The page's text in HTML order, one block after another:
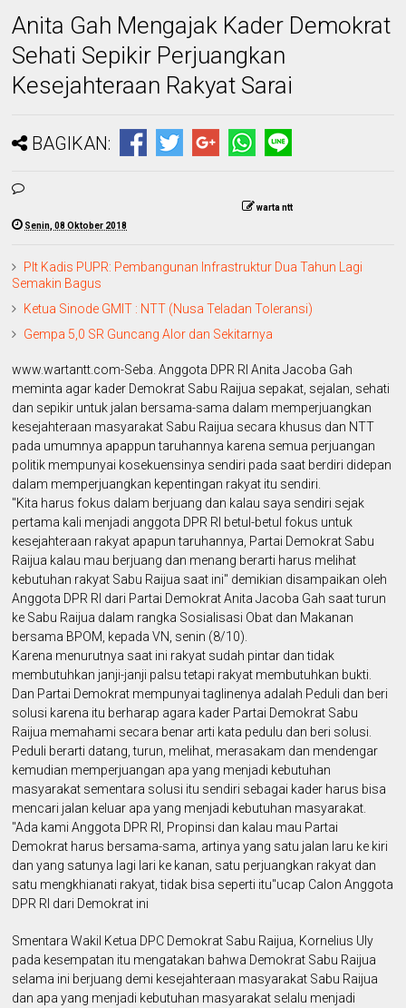
Anita Gah Mengajak Kader Demokrat
Sehati Sepikir Perjuangkan
Kesejahteraan Rakyat Sarai
BAGIKAN:
warta ntt
Senin, 08 Oktober 2018
Plt Kadis PUPR: Pembangunan Infrastruktur Dua Tahun Lagi
Semakin Bagus
Ketua Sinode GMIT : NTT (Nusa Teladan Toleransi)
Gempa 5,0 SR Guncang Alor dan Sekitarnya
www.wartantt.com-Seba. Anggota DPR RI Anita Jacoba Gah
meminta agar kader Demokrat Sabu Raijua sepakat, sejalan, sehati
dan sepikir untuk jalan bersama-sama dalam memperjuangkan
kesejahteraan masyarakat Sabu Raijua secara khusus dan NTT
pada umumnya apappun taruhannya karena semua perjuangan
politik mempunyai kosekuensinya sendiri pada saat berdiri didepan
dalam memperjuangkan kepentingan rakyat itu sendiri.
"Kita harus fokus dalam berjuang dan kalau saya sendiri sejak
pertama kali menjadi anggota DPR RI betul-betul fokus untuk
kesejahteraan rakyat apapun taruhannya, Partai Demokrat Sabu
Raijua kalau mau berjuang dan menang berarti harus melihat
kebutuhan rakyat Sabu Raijua saat ini" demikian disampaikan oleh
Anggota DPR RI dari Partai Demokrat Anita Jacoba Gah saat turun
ke Sabu Raijua dalam rangka Sosialisasi Obat dan Makanan
bersama BPOM, kepada VN, senin (8/10).
Karena menurutnya saat ini rakyat sudah pintar dan tidak
membutuhkan janji-janji palsu tetapi rakyat membutuhkan bukti.
Dan Partai Demokrat mempunyai taglinenya adalah Peduli dan beri
solusi karena itu berharap agara kader Partai Demokrat Sabu
Raijua memahami secara benar arti kata pedulu dan beri solusi.
Peduli berarti datang, turun, melihat, merasakam dan mendengar
kemudian memperjuangan apa yang menjadi kebutuhan
masyarakat sementara solusi itu sendiri sebagai kader harus bisa
mencari jalan keluar apa yang menjadi kebutuhan masyarakat.
"Ada kami Anggota DPR RI, Propinsi dan kalau mau Partai
Demokrat harus bersama-sama, artinya yang satu jalan laru ke kiri
dan yang satunya lagi lari ke kanan, satu perjuangkan rakyat dan
satu mengkhianati rakyat, tidak bisa seperti itu"ucap Calon Anggota
DPR RI dari Demokrat ini
Smentara Wakil Ketua DPC Demokrat Sabu Raijua, Kornelius Uly
pada kesempatan itu mengatakan bahwa Demokrat Sabu Raijua
selama ini berjuang demi kesejahteraan masyarakat Sabu Raijua
dan apa yang menjadi kebutuhan masyarakat selalu menjadi